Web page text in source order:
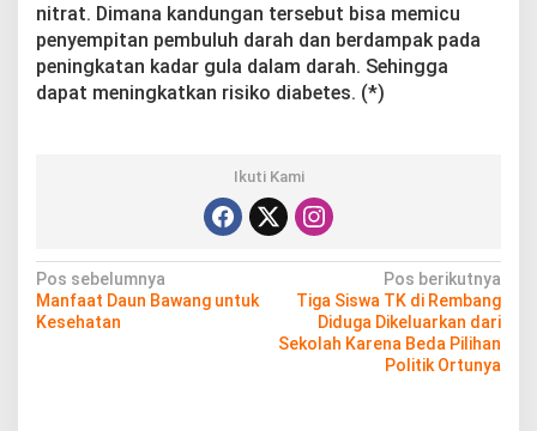
nitrat. Dimana kandungan tersebut bisa memicu
penyempitan pembuluh darah dan berdampak pada
peningkatan kadar gula dalam darah. Sehingga
dapat meningkatkan risiko diabetes. (*)
Ikuti Kami
N
a
Pos sebelumnya
Manfaat Daun Bawang untuk
Kesehatan
Pos berikutnya
Tiga Siswa TK di Rembang
Diduga Dikeluarkan dari
Sekolah Karena Beda Pilihan
Politik Ortunya